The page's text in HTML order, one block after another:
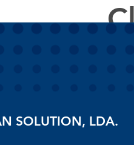
SOLUTION, LDA.